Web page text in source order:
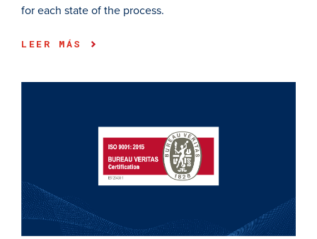
for each state of the process.
LEER MÁS